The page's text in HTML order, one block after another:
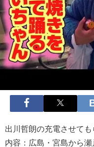
出川哲朗の充電させて
内容：広島・宮島から